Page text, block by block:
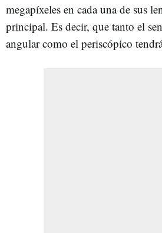
megapíxeles en cada una de sus
principal. Es decir, que tanto el
angular como el periscópico